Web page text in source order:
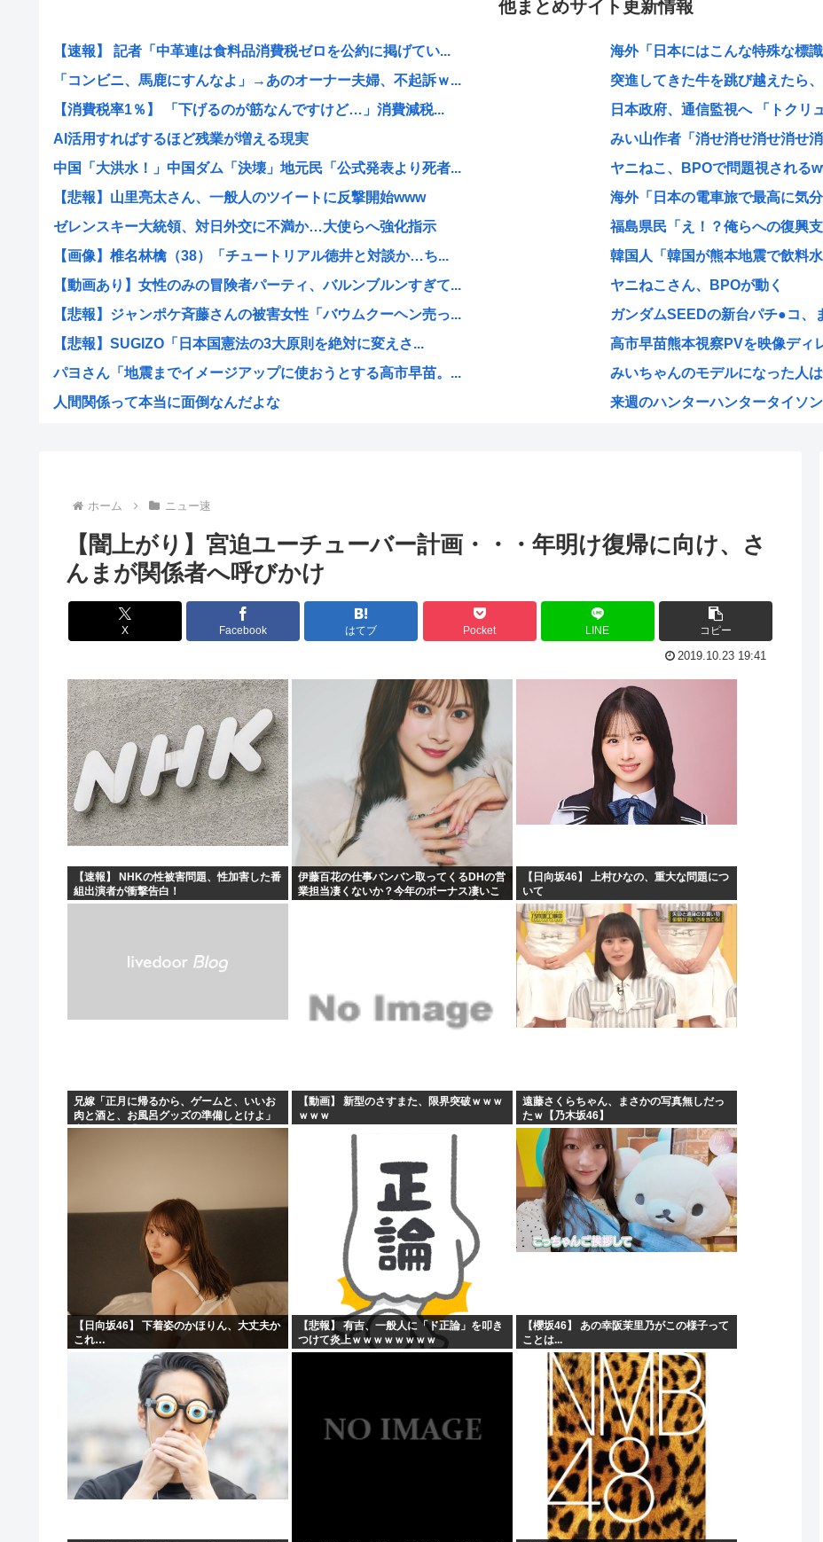
他まとめサイト更新情報
【速報】 記者「中革連は食料品消費税ゼロを公約に掲げてい...
「コンビニ、馬鹿にすんなよ」→あのオーナー夫婦、不起訴ｗ...
【消費税率1％】 「下げるのが筋なんですけど…」消費減税...
AI活用すればするほど残業が増える現実
中国「大洪水！」中国ダム「決壊」地元民「公式発表より死者...
【悲報】山里亮太さん、一般人のツイートに反撃開始www
ゼレンスキー大統領、対日外交に不満か…大使らへ強化指示
【画像】椎名林檎（38）「チュートリアル徳井と対談か…ち...
【動画あり】女性のみの冒険者パーティ、バルンブルンすぎて...
【悲報】ジャンポケ斉藤さんの被害女性「バウムクーヘン売っ...
【悲報】SUGIZO「日本国憲法の3大原則を絶対に変えさ...
パヨさん「地震までイメージアップに使おうとする高市早苗。...
人間関係って本当に面倒なんだよな
【ひろゆき他】Xのインフルエンサー達「高市さぁ、為替介入...
前泊博盛氏「私が総理大臣になったら中国に謝罪しに行きます...
【画像】ひなこのーと作者、またも一線を超える(朝活～くぱ...
【速報】NHKの性被害問題、性加害した番組出演者が衝撃告...
円は年末149円へ、BofA予想修正 協調介入に加え日銀...
【消費減税】日本の社会保障、岐路に 財源5兆円見通し立た...
高市「永住許可が出たら生活保護貰おうなんて外国人が増えて...
最近の若年、芸能人を全然知らないwww
秋田にアラブが2兆円の投資決定
イランがホルムズ海峡を通航する全商船に7%の通航料を課す...
【悲報】ちいかわ原作セイレーン編リアルタイム勢「つまんね...
ワイの昼飯見て
海外「日本にはこんな特殊な標
突進してきた牛を跳び越えたら
日本政府、通信監視へ 「トクリ
みい山作者「消せ消せ消せ消せ
ヤニねこ、BPOで問題視される
海外「日本の電車旅で最高に気
福島県民「え！？俺らへの復興
韓国人「韓国が熊本地震で飲料
ヤニねこさん、BPOが動く
ガンダムSEEDの新台パチ●コ、
高市早苗熊本視察PVを映像ディ
みいちゃんのモデルになった人
来週のハンターハンタータイソ
ゼレンスキー大統領「日本の支
「沢城みゆき」「悠木碧」「坂
「安倍晋三」「麻生太郎」「石
漫画「人間を舐めるなよ…！」←
ハンターハンター、とんでもね
ひなこのーと作者、ついに限界突
韓国、日本で韓国籍のインフル
【海外の反応】 なぜイチローは
割とマジで年収400以下の人っ
露悪系アニメ、次なるステージへ
「ムクゲェジ漫画」ガチでリアル
【原爆の日】へいわをかえせ
みい山、あんだけ騒ぎになって
週刊少年ジャンプ、発行部数
日本人「うちの犬、たまたまつ
ホーム ニュー速
【闇上がり】宮迫ユーチューバー計画・・・年明け復帰に向け、さ
んまが関係者へ呼びかけ
X Facebook はてブ Pocket LINE コピー
2019.10.23 19:41
【速報】 NHKの性被害問題、性加害した番
組出演者が衝撃告白！
伊藤百花の仕事バンバン取ってくるDHの営
業担当凄くないか？今年のボーナス凄いこ
【日向坂46】 上村ひなの、重大な問題につ
いて
兄嫁「正月に帰るから、ゲームと、いいお
肉と酒と、お風呂グッズの準備しとけよ」
寝起きの私「知るかボケ」兄嫁「キィィィ
【動画】 新型のさすまた、限界突破ｗｗｗ
ｗｗｗ
遠藤さくらちゃん、まさかの写真無しだっ
たｗ【乃木坂46】
【日向坂46】 下着姿のかほりん、大丈夫か
これ…
【悲報】 有吉、一般人に「ド正論」を叩き
つけて炎上ｗｗｗｗｗｗｗｗ
【櫻坂46】 あの幸阪茉里乃がこの様子って
ことは...